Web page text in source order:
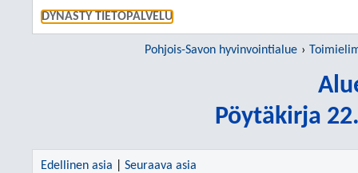
DYNASTY TIETOPALVELU
Pohjois-Savon hyvinvointialue
Pöytäkirja
Edellinen asia Seuraava asia